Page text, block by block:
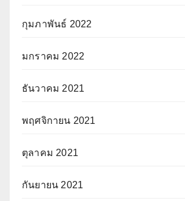
กุมภาพันธ์ 2022
มกราคม 2022
ธันวาคม 2021
พฤศจิกายน 2021
ตุลาคม 2021
กันยายน 2021